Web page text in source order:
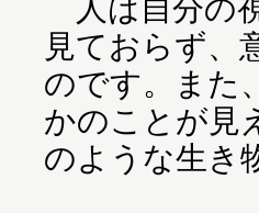
人は自分の
見ておらず、
のです。また
かのことが見
のような生き